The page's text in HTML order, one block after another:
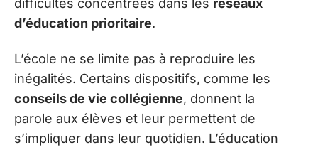
difficultés concentrées dans les réseaux
d’éducation prioritaire.
L’école ne se limite pas à reproduire les
inégalités. Certains dispositifs, comme les
conseils de vie collégienne, donnent la
parole aux élèves et leur permettent de
s’impliquer dans leur quotidien. L’éducation